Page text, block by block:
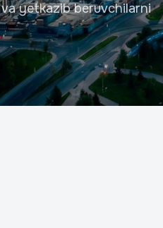
yetkazib beruvchilarni